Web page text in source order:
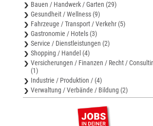
Karte Bremen
Stadtplan Stuhr
Samtgemeinde Hambergen
Bauen / Handwerk / Garten (29)
Gesundheit / Wellness (9)
Fahrzeuge / Transport / Verkehr (5)
Gastronomie / Hotels (3)
Service / Dienstleistungen (2)
Shopping / Handel (4)
Versicherungen / Finanzen / Recht /
(1)
Industrie / Produktion / (4)
Verwaltung / Verbände / Bildung (2)